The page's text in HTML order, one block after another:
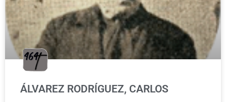
ÁLVAREZ RODRÍGUEZ, CARLOS